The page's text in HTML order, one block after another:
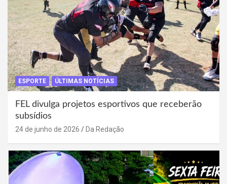
ESPORTE ÚLTIMAS NOTÍCIAS
FEL divulga projetos esportivos que receberão
subsídios
24 de junho de 2026 Da Redação